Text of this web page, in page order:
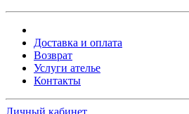
Доставка и оплата
Возврат
Услуги ателье
Контакты
Личный кабинет